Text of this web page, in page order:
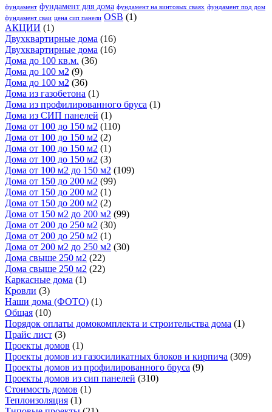
фундамент фундамент для дома фундамент на винтовых сваях фундамент под дом
фундамент сваи цена сип панели OSB (1)
АКЦИИ (1)
Двухквартирные дома (16)
Двухквартирные дома (16)
Дома до 100 кв.м. (36)
Дома до 100 м2 (9)
Дома до 100 м2 (36)
Дома из газобетона (1)
Дома из профилированного бруса (1)
Дома из СИП панелей (1)
Дома от 100 до 150 м2 (110)
Дома от 100 до 150 м2 (2)
Дома от 100 до 150 м2 (1)
Дома от 100 до 150 м2 (3)
Дома от 100 м2 до 150 м2 (109)
Дома от 150 до 200 м2 (99)
Дома от 150 до 200 м2 (1)
Дома от 150 до 200 м2 (2)
Дома от 150 м2 до 200 м2 (99)
Дома от 200 до 250 м2 (30)
Дома от 200 до 250 м2 (1)
Дома от 200 м2 до 250 м2 (30)
Дома свыше 250 м2 (22)
Дома свыше 250 м2 (22)
Каркасные дома (1)
Кровли (3)
Наши дома (ФОТО) (1)
Общая (10)
Порядок оплаты домокомплекта и строительства дома (1)
Прайс лист (3)
Проекты домов (1)
Проекты домов из газосиликатных блоков и кирпича (309)
Проекты домов из профилированного бруса (9)
Проекты домов из сип панелей (310)
Стоимость домов (1)
Теплоизоляция (1)